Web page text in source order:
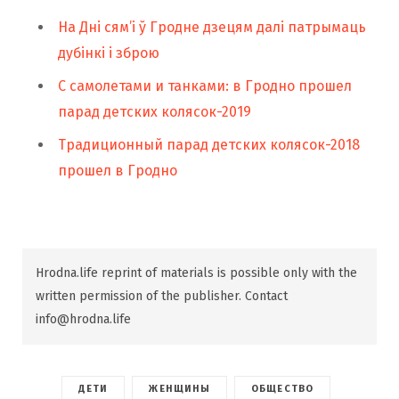
На Дні сям’і ў Гродне дзецям далі патрымаць
дубінкі і зброю
С самолетами и танками: в Гродно прошел
парад детских колясок-2019
Традиционный парад детских колясок-2018
прошел в Гродно
Hrodna.life reprint of materials is possible only with the
written permission of the publisher. Contact
info@hrodna.life
ДЕТИ ЖЕНЩИНЫ ОБЩЕСТВО